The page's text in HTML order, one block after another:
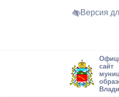
Версия
сайт